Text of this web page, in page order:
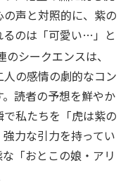
声と対照的に、紫の
るのは「可愛い…」と
のシークエンスは、
の感情の劇的なコン
読者の予想を鮮やか
私たちを「虎は紫の
力な引力を持ってい
「おとこの娘・アリ